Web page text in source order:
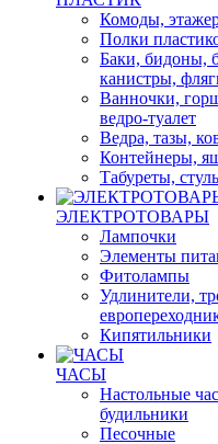
Комоды,
Полки
Баки, бидоны,
канистры,
Ванночки,
ведро-туалет
Ведра, тазы,
Контейнеры,
Табуреты,
ЭЛЕКТРОТОВАРЫ
Лампочки
Элементы
Фитолампы
Удлинители,
Кипятильники
ЧАСЫ
Настольные
будильники
Песочные